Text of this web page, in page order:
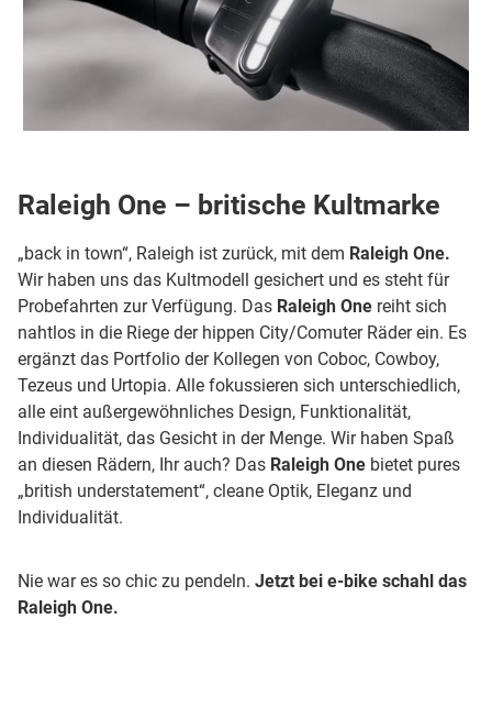
Raleigh One – britische Kultmarke
„back in town“, Raleigh ist zurück, mit dem Raleigh One.
Wir haben uns das Kultmodell gesichert und es steht für
Probefahrten zur Verfügung. Das Raleigh One reiht sich
nahtlos in die Riege der hippen City/Comuter Räder ein. Es
ergänzt das Portfolio der Kollegen von Coboc, Cowboy,
Tezeus und Urtopia. Alle fokussieren sich unterschiedlich,
alle eint außergewöhnliches Design, Funktionalität,
Individualität, das Gesicht in der Menge. Wir haben Spaß
an diesen Rädern, Ihr auch? Das Raleigh One bietet pures
„british understatement“, cleane Optik, Eleganz und
Individualität.
Nie war es so chic zu pendeln.Jetzt bei e-bike schahl das
Raleigh One.